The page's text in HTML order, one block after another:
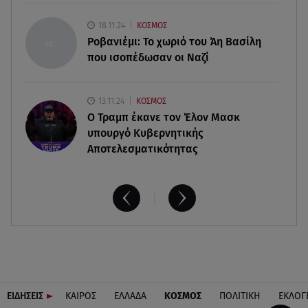
06.08.26 , 18:49
Συντάξεις χηρείας: Τέλος στο «ψαλίδι» μετά την
18.11.24 ΚΟΣΜΟΣ
Ροβανιέμι: Το χωριό του Άη Βασίλη
που ισοπέδωσαν οι Ναζί
13.11.24 ΚΟΣΜΟΣ
O Τραμπ έκανε τον Έλον Μασκ
υπουργό Κυβερνητικής
Αποτελεσματικότητας
ΕΙΔΗΣΕΙΣ ΚΑΙΡΟΣ ΕΛΛΑΔΑ ΚΟΣΜΟΣ ΠΟΛΙΤΙΚΗ